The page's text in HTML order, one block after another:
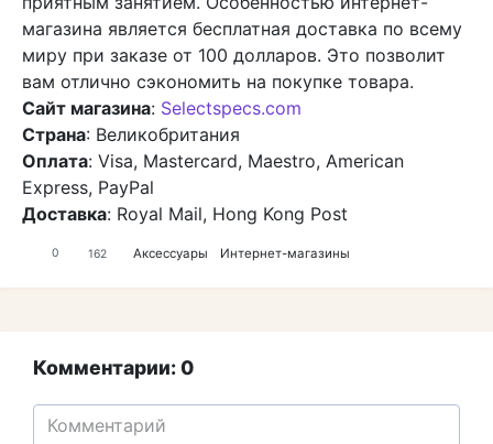
магазина является бесплатная доставка по всему
миру при заказе от 100 долларов. Это позволит
вам отлично сэкономить на покупке товара.
Сайт магазина: Selectspecs.com
Страна: Великобритания
Оплата: Visa, Mastercard, Maestro, American
Express, PayPal
Доставка: Royal Mail, Hong Kong Post
0 162 Аксессуары Интернет-магазины
Комментарии: 0